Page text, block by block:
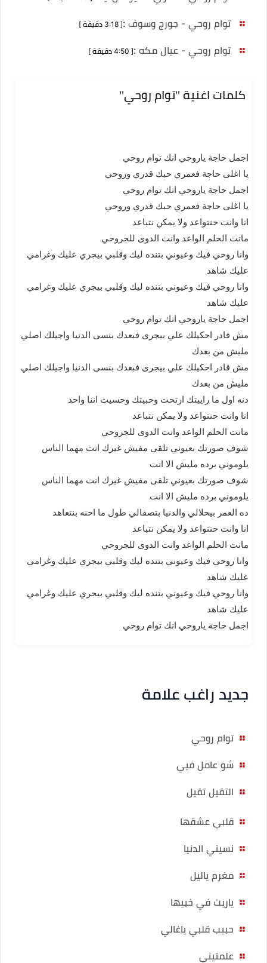
توام روحي - جورج وسوف :[ 3:18 دقيقة ]
توام روحي - عيال مكه :[ 4:50 دقيقة ]
كلمات اغنية "توام روحي"
اجمل حاجة ياروحي انك توام روحي
يا اغلى حاجة فعمري حبك قدري وروحي
اجمل حاجة ياروحي انك توام روحي
يا اغلى حاجة فعمري حبك قدري وروحي
انا وانت حنتواعد ولا يمكن نتباعد
مانت الحلم الواعد وانت الدوى للجروحي
وانا روحي فيك وعيوني بتنده ليك وقلبي بيجري عليك وغرامي
عليك شاهد
وانا روحي فيك وعيوني بتنده ليك وقلبي بيجري عليك وغرامي
عليك شاهد
اجمل حاجة ياروحي انك توام روحي
مش قادر احكيلك علي بيجرى فبعدك بنسى الدنيا واجيلك اصلي
مليش من بعدك
مش قادر احكيلك علي بيجرى فبعدك بنسى الدنيا واجيلك اصلي
مليش من بعدك
دنه اول ما راييتك ارتحت وحبيتك وحسيت اننا واحد
انا وانت حنتواعد ولا يمكن نتباعد
مانت الحلم الواعد وانت الدوى للجروحي
شوف صورتك بعيوني تلقى مفيش غيرك انت مهما الناس
يلوموني برده مليش الا انت
شوف صورتك بعيوني تلقى مفيش غيرك انت مهما الناس
يلوموني برده مليش الا انت
ده العمر بيحلالي والدنيا بتصفالي طول ما احنه بنتعاهد
انا وانت حنتواعد ولا يمكن نتباعد
مانت الحلم الواعد وانت الدوى للجروحي
وانا روحي فيك وعيوني بتنده ليك وقلبي بيجري عليك وغرامي
عليك شاهد
وانا روحي فيك وعيوني بتنده ليك وقلبي بيجري عليك وغرامي
عليك شاهد
اجمل حاجة ياروحي انك توام روحي
جديد راغب علامة
توام روحي
شو عامل فيي
التقيل تقيل
قلبي عشقها
نسيني الدنيا
مغرم ياليل
ياريت في خبيها
حبيب قلبي ياغالي
علمتيني